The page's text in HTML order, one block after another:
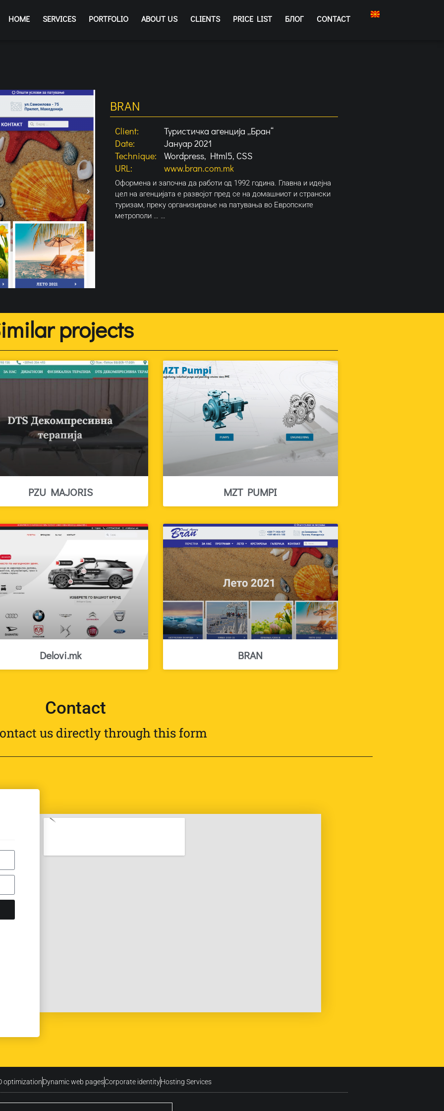
HOME SERVICES PORTFOLIO ABOUT US CLIENTS PRICE LIST БЛОГ CONTACT
BRAN
Client:
Date:
Technique:
URL:
Туристичка агенција „Бран“
Јануар 2021
Wordpress, Html5, CSS
www.bran.com.mk
Oформена и започна да работи од 1992 година. Главна и идејна
цел на агенцијата е развојот пред се на домашниот и странски
туризам, преку организирање на патувања во Европските
метрополи … …
projects
PZU MAJORIS MZT PUMPI
Delovi.mk BRAN
Contact
us directly through this form
optimizationDynamic web pagesCorporate identityHosting Services